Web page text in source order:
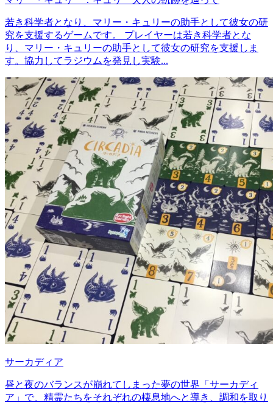
若き科学者となり、マリー・キュリーの助手として彼女の研
究を支援するゲームです。 プレイヤーは若き科学者とな
り、マリー・キュリーの助手として彼女の研究を支援しま
す。協力してラジウムを発見し実験...
サーカディア
昼と夜のバランスが崩れてしまった夢の世界「サーカディ
ア」で、精霊たちをそれぞれの棲息地へと導き、調和を取り